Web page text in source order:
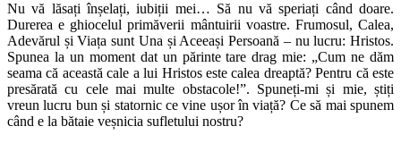
Nu vă lăsați înșelați, iubiții mei… Să nu vă speriați când doare.
Durerea e ghiocelul primăverii mântuirii voastre. Frumosul, Calea,
Adevărul și Viața sunt Una și Aceeași Persoană – nu lucru: Hristos.
Spunea la un moment dat un părinte tare drag mie: „Cum ne dăm
seama că această cale a lui Hristos este calea dreaptă? Pentru că este
presărată cu cele mai multe obstacole!”. Spuneți-mi și mie, știți
vreun lucru bun și statornic ce vine ușor în viață? Ce să mai spunem
când e la bătaie veșnicia sufletului nostru?